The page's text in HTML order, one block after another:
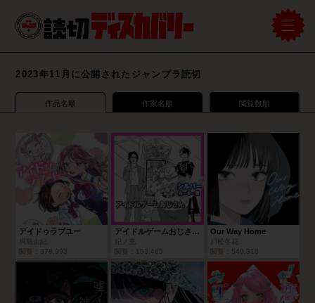
2023年11月に公開されたジャンプラ読切
作品名順 作家名順 閲覧数順
アイドゥラブユー
桐島由紀
閲覧：
378,993
アイドルゲームおじさん/2023年10月期シルバールーキー賞
紀ノ充
閲覧：
153,465
Our Way Home
川松冬花
閲覧：
540,318